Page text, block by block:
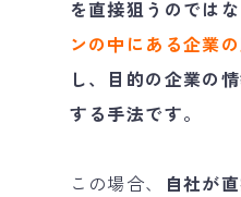
を直接狙うのではな
ンの中にある企業
し、目的の企業の
する手法です。
この場合、
自社が